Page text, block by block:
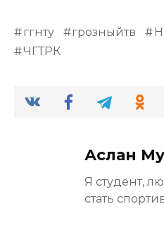
ггнту грозныйтв
ЧГТРК
Аслан
Я студент,
стать